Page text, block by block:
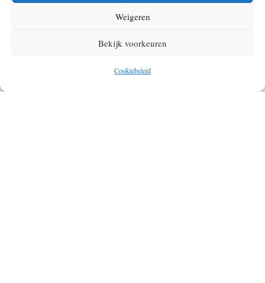
Weigeren
Bekijk voorkeuren
Cookiebeleid
mooiste watervallen ter wereld. Beelden zeggen meer dan woorden, dus
klamme handjes bij het bekijken van onderstaande video?